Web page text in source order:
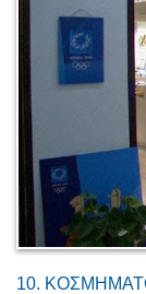
10.